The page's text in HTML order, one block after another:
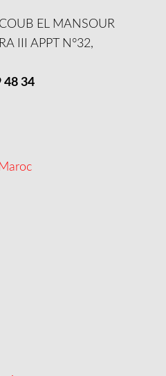
EL MANSOUR
III APPT N°32,
48 34